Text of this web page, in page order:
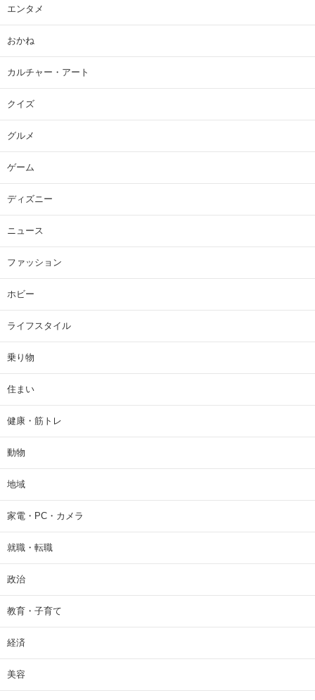
エンタメ
おかね
カルチャー・アート
クイズ
グルメ
ゲーム
ディズニー
ニュース
ファッション
ホビー
ライフスタイル
乗り物
住まい
健康・筋トレ
動物
地域
家電・PC・カメラ
就職・転職
政治
教育・子育て
経済
美容